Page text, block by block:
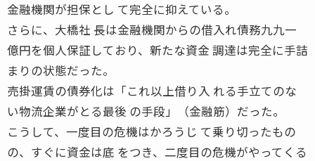
金融機関が担保とし て完全に抑えている。
さらに、大橋社 長は金融機関からの借入れ債務九九一
億円を個人保証しており、新たな資金 調達は完全に手詰
まりの状態だった。
売掛運賃の債券化は「これ以上借り入 れる手立てのな
い物流企業がとる最後 の手段」（金融筋）だった。
こうして、一度目の危機はかろうじ て乗り切ったもの
の、すぐに資金は底 をつき、二度目の危機がやってくる